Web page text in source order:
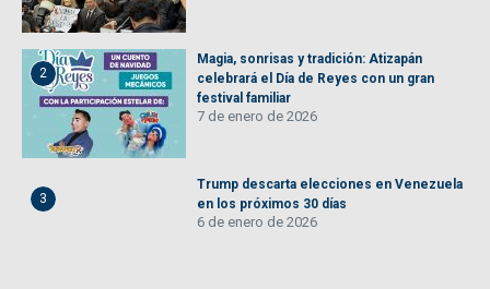
2
Magia, sonrisas y tradición: Atizapán
celebrará el Día de Reyes con un gran
festival familiar
7 de enero de 2026
3
Trump descarta elecciones en Venezuela
en los próximos 30 días
6 de enero de 2026